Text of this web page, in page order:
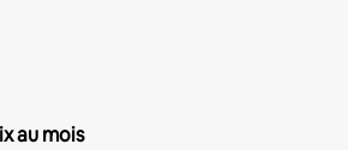
au mois